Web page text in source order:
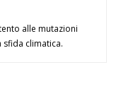
alle mutazioni
climatica.